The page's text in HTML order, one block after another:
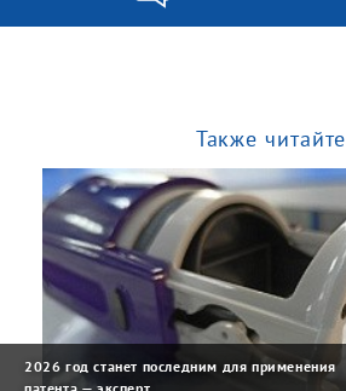
Также читайте
2026 год станет последним для применения